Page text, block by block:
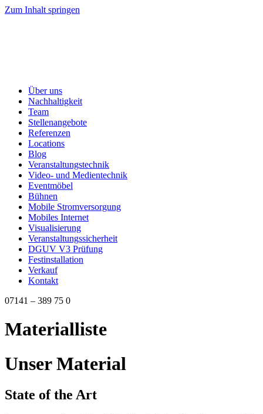
Zum Inhalt springen
Über uns
Nachhaltigkeit
Team
Stellenangebote
Referenzen
Locations
Blog
Veranstaltungstechnik
Video- und Medientechnik
Eventmöbel
Bühnen
Mobile Stromversorgung
Mobiles Internet
Visualisierung
Veranstaltungssicherheit
DGUV V3 Prüfung
Festinstallation
Verkauf
Kontakt
07141 – 389 75 0
Materialliste
Unser Material
State of the Art